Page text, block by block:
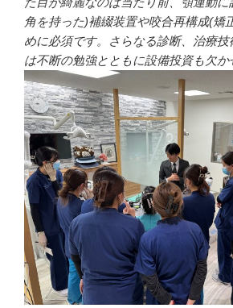
角を持った)補綴装置や咬合再構成(矯
めに必須です。さらなる診断、治療
は不断の勉強とともに設備投資も欠か